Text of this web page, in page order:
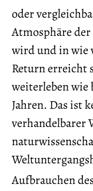
oder
Atmosphäre
wird und in wie
Return erreicht
weiterleben
Jahren. Das ist
verhandelbarer
Aufbrauchen